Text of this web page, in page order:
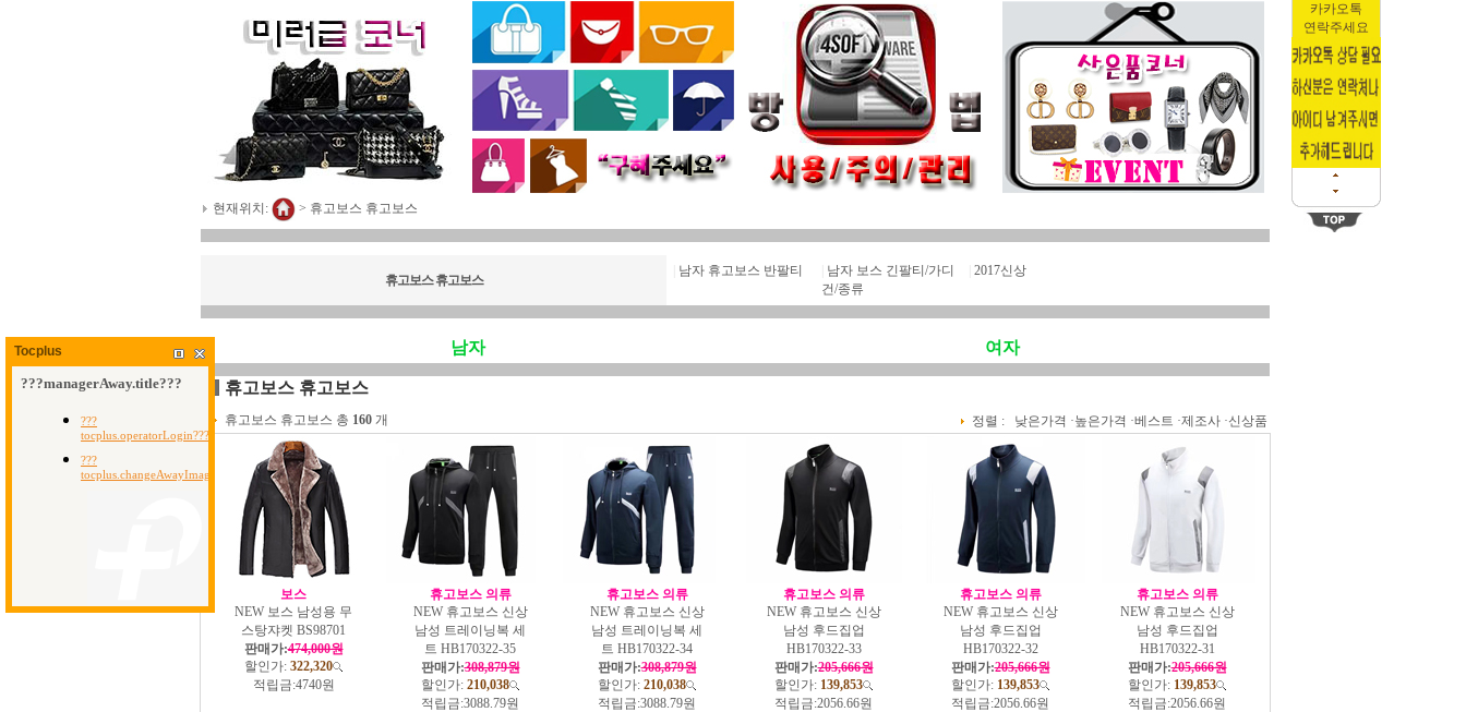
카카오톡
연락주세요
현재위치: > 휴고보스 휴고보스
휴고보스 휴고보스
남자 휴고보스 반팔티
남자 보스 긴팔티/가디
건/종류
2017신상
남자 여자
휴고보스 휴고보스
휴고보스 휴고보스 총 160 개 정렬 : 낮은가격 ·높은가격 ·베스트 ·제조사 ·신상품
보스
NEW 보스 남성용 무
스탕쟈켓 BS98701
판매가:474,000원
할인가: 322,320
적립금:4740원
휴고보스 의류
NEW 휴고보스 신상
남성 트레이닝복 세
트 HB170322-35
판매가:308,879원
할인가: 210,038
적립금:3088.79원
휴고보스 의류
NEW 휴고보스 신상
남성 트레이닝복 세
트 HB170322-34
판매가:308,879원
할인가: 210,038
적립금:3088.79원
휴고보스 의류
NEW 휴고보스 신상
남성 후드집업
HB170322-33
판매가:205,666원
할인가: 139,853
적립금:2056.66원
휴고보스 의류
NEW 휴고보스 신상
남성 후드집업
HB170322-32
판매가:205,666원
할인가: 139,853
적립금:2056.66원
휴고보스 의류
NEW 휴고보스 신상
남성 후드집업
HB170322-31
판매가:205,666원
할인가: 139,853
적립금:2056.66원
Tocplus